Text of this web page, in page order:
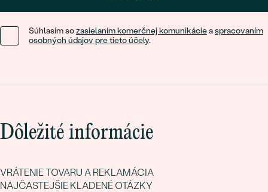
Súhlasím sozasielaním komerčnej komunikácieaspracovaním
osobných údajov pre tieto účely.
Dôležité informácie
VRÁTENIE TOVARU A REKLAMÁCIA
NAJČASTEJŠIE KLADENÉ OTÁZKY